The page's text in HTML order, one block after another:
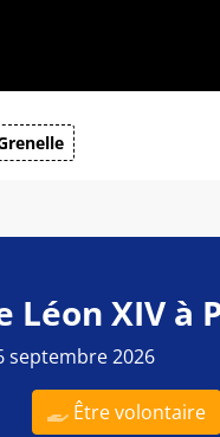
Léon XIV à
septembre 2026
Être volontaire